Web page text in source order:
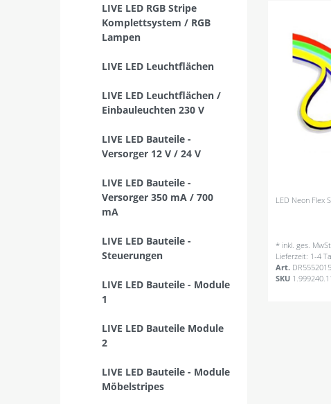
LIVE LED RGB Stripe
Komplettsystem / RGB
Lampen
LIVE LED Leuchtflächen
LIVE LED Leuchtflächen /
Einbauleuchten 230 V
LIVE LED Bauteile -
Versorger 12 V / 24 V
LIVE LED Bauteile -
Versorger 350 mA / 700
mA
LIVE LED Bauteile -
Steuerungen
LIVE LED Bauteile - Module
1
LIVE LED Bauteile Module
2
LIVE LED Bauteile - Module
Möbelstripes
LED Neon Flex
* inkl. ges. MwSt.
Lieferzeit: 1-4
Art.
SKU